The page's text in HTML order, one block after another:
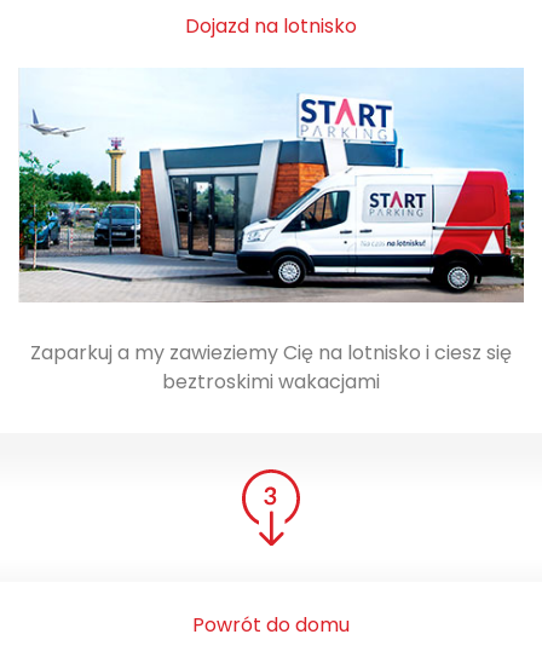
Dojazd na lotnisko
Zaparkuj a my zawieziemy Cię na lotnisko i ciesz się
beztroskimi wakacjami
Powrót do domu